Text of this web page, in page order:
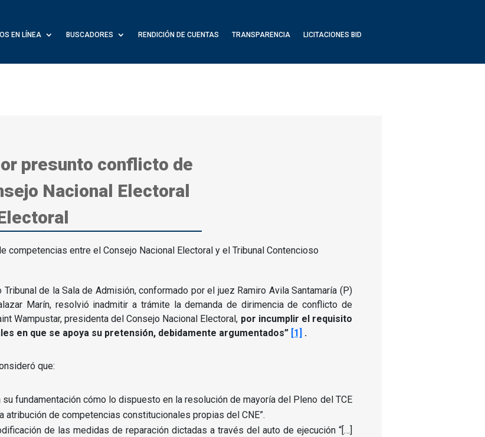
EN LÍNEA BUSCADORES RENDICIÓN DE CUENTAS TRANSPARENCIA LICITACIONES BID
presunto conflicto de
Nacional Electoral
de la Sala de Admisión, conformado por el juez Ramiro Avila Santamaría (P)
Marín, resolvió inadmitir a trámite la demanda de dirimencia de conflicto de
Wampustar, presidenta del Consejo Nacional Electoral, por incumplir el requisito
en que se apoya su pretensión, debidamente argumentados” [1] .
que:
fundamentación cómo lo dispuesto en la resolución de mayoría del Pleno del TCE
de competencias constitucionales propias del CNE”.
de las medidas de reparación dictadas a través del auto de ejecución “[…]